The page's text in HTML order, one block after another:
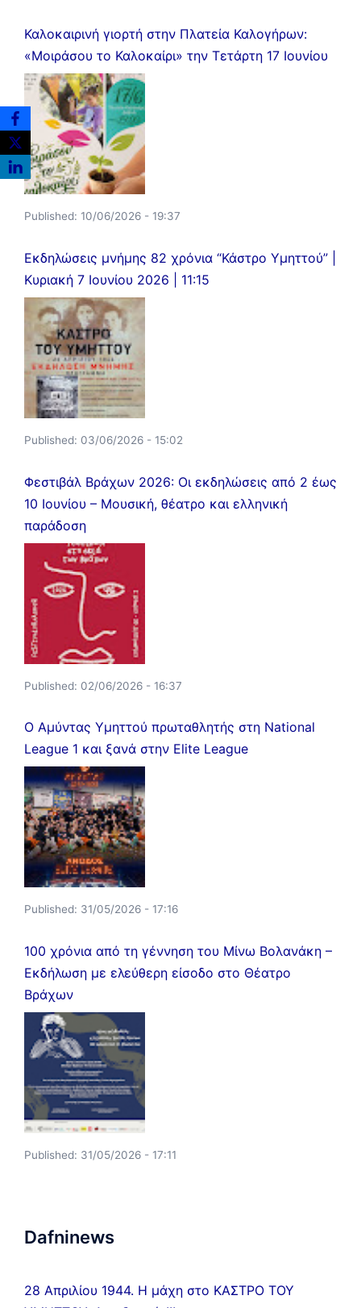
Καλοκαιρινή γιορτή στην Πλατεία Καλογήρων:
«Μοιράσου το Καλοκαίρι» την Τετάρτη 17 Ιουνίου
Published: 10/06/2026 - 19:37
Εκδηλώσεις μνήμης 82 χρόνια “Κάστρο Υμηττού” |
Κυριακή 7 Ιουνίου 2026 | 11:15
Published: 03/06/2026 - 15:02
Φεστιβάλ Βράχων 2026: Οι εκδηλώσεις από 2 έως
10 Ιουνίου – Μουσική, θέατρο και ελληνική
παράδοση
Published: 02/06/2026 - 16:37
Ο Αμύντας Υμηττού πρωταθλητής στη National
League 1 και ξανά στην Elite League
Published: 31/05/2026 - 17:16
100 χρόνια από τη γέννηση του Μίνω Βολανάκη –
Εκδήλωση με ελεύθερη είσοδο στο Θέατρο
Βράχων
Published: 31/05/2026 - 17:11
Dafninews
28 Απριλίου 1944. Η μάχη στο ΚΑΣΤΡΟ ΤΟΥ